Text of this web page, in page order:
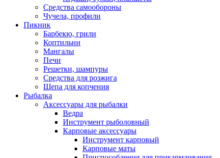
Средства самообороны
Чучела, профили
Пикник
Барбекю, грили
Коптильни
Мангалы
Печи
Решетки, шампуры
Средства для розжига
Щепа для копчения
Рыбалка
Аксессуары для рыбалки
Ведра
Инструмент рыболовный
Карповые аксессуары
Инструмент карповый
Карповые маты